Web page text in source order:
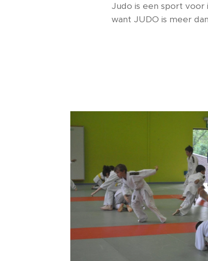
Judo is een sport
want JUDO is meer